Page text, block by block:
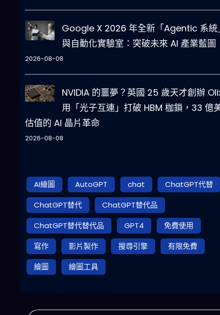
Google X 2026 年全新「Agentic 系統
與自動化實驗室：突破未來 AI 產業藍圖
2026-08-08
NVIDIA 的噩夢？英國 25 歲天才創辦
用「光子互連」打破 HBM 枷鎖，33 億
估值的 AI 晶片革命
2026-08-08
AI繪圖 AutoGPT chat
ChatGPT代替
ChatGPT替代
ChatGPT替代品
ChatGPT替代替代品
GPT4
免費使用
寫作
影片製作 搜尋引擎
有限免費
繪圖
繪圖工具